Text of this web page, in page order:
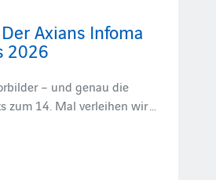
Axians Infoma
2026
– und genau die
zum 14. Mal verleihen wir …